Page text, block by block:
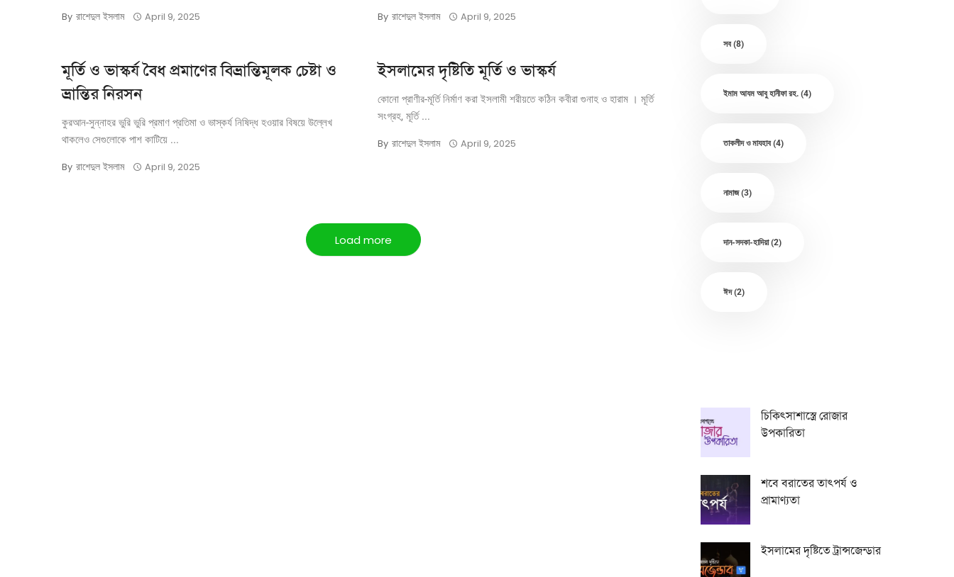
By রাশেদুল ইসলাম April 9, 2025 By রাশেদুল ইসলাম April 9, 2025
মূর্তি ও ভাস্কর্য বৈধ প্রমাণের বিভ্রান্তিমূলক চেষ্টা ও
ভ্রান্তির নিরসন
কুরআন-সুন্নাহর ভুরি ভুরি প্রমাণ প্রতিমা ও ভাস্কর্য নিষিদ্ধ হওয়ার বিষয়ে উল্লেখ
থাকলেও সেগুলোকে পাশ কাটিয়ে ...
By রাশেদুল ইসলাম April 9, 2025
ইসলামের দৃষ্টিতি মূর্তি ও ভাস্কর্য
কোনো প্রাণীর-মূর্তি নির্মাণ করা ইসলামী শরীয়তে কঠিন কবীরা গুনাহ ও হারাম । মূর্তি
সংগ্রহ, মূর্তি ...
By রাশেদুল ইসলাম April 9, 2025
Load more
সব(8)
ইমাম আযম আবু হানীফা রহ. (4)
তাকলীদ ও মাযহাব(4)
নামাজ(3)
দান-সদকা-হাদিয়া(2)
ঈদ(2)
চিকিৎসাশাস্ত্রে রোজার
উপকারিতা
শবে বরাতের তাৎপর্য ও
প্রামাণ্যতা
ইসলামের দৃষ্টিতে ট্রান্সজেন্ডার